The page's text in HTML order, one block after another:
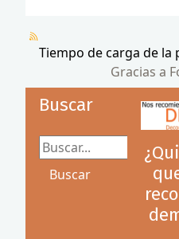
Tiempo de carga de la
Gracias a
Buscar
Buscar...
Buscar